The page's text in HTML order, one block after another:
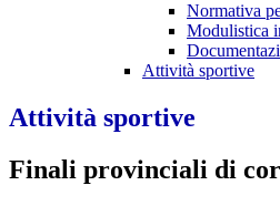
Normativa
Modulistica
Attività sportive
Attività sportive
Finali provinciali di